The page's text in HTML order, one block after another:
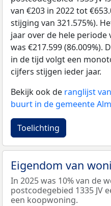
van €203 in 2022 tot
stijging van 321.575%).
jaar over de hele periode
was €217.599 (86.009%).
in de tijd volgt een
cijfers stijgen ieder jaar.
Bekijk ook de ranglijst
buurt in de gemeente
Toelichting
Eigendom van
In 2025 was 10% van de
postcodegebied 1335 JV
een koopwoning.